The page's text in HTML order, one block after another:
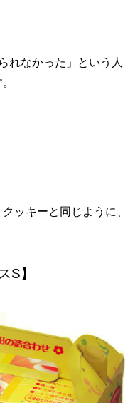
れなかった」という人
ッキーと同じように、
S】